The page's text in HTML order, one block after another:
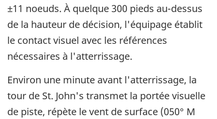
±11 noeuds. À quelque 300 pieds au-dessus
de la hauteur de décision, l'équipage établit
le contact visuel avec les références
nécessaires à l'atterrissage.
Environ une minute avant l'atterrissage, la
tour de St. John's transmet la portée visuelle
de piste, répète le vent de surface (050° M